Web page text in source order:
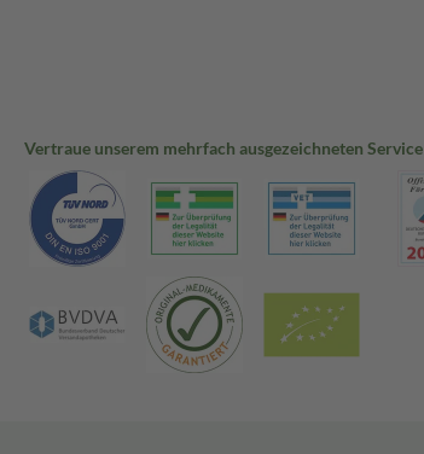
Vertraue unserem mehrfach ausgezeichneten Service